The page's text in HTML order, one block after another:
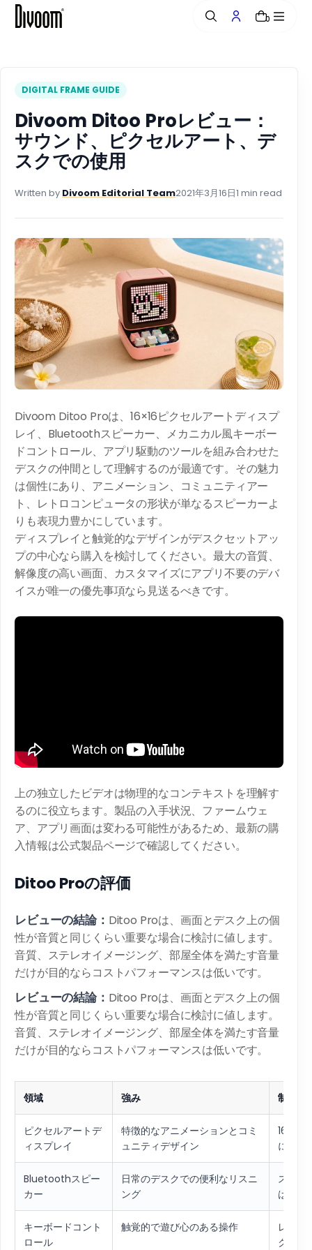
0
DIGITAL FRAME GUIDE
Divoom Ditoo Proレビュー：
サウンド、ピクセルアート、デ
スクでの使用
Written by Divoom Editorial Team2021年3月16日1 min read
Divoom Ditoo Proは、16×16ピクセルアートディスプ
レイ、Bluetoothスピーカー、メカニカル風キーボー
ドコントロール、アプリ駆動のツールを組み合わせた
デスクの仲間として理解するのが最適です。その魅力
は個性にあり、アニメーション、コミュニティアー
ト、レトロコンピュータの形状が単なるスピーカーよ
りも表現力豊かにしています。
ディスプレイと触覚的なデザインがデスクセットアッ
プの中心なら購入を検討してください。最大の音質、
解像度の高い画面、カスタマイズにアプリ不要のデバ
イスが唯一の優先事項なら見送るべきです。
上の独立したビデオは物理的なコンテキストを理解す
るのに役立ちます。製品の入手状況、ファームウェ
ア、アプリ画面は変わる可能性があるため、最新の購
入情報は公式製品ページで確認してください。
Ditoo Proの評価
レビューの結論： Ditoo Proは、画面とデスク上の個
性が音質と同じくらい重要な場合に検討に値します。
音質、ステレオイメージング、部屋全体を満たす音量
だけが目的ならコストパフォーマンスは低いです。
レビューの結論： Ditoo Proは、画面とデスク上の個
性が音質と同じくらい重要な場合に検討に値します。
音質、ステレオイメージング、部屋全体を満たす音量
だけが目的ならコストパフォーマンスは低いです。
領域 強み 制約
ピクセルアートデ
ィスプレイ
特徴的なアニメーションとコミ
ュニティデザイン
16×16
に適し
Bluetoothスピー
カー
日常のデスクでの便利なリスニ
ング
ステレ
はなら
キーボードコント
ロール
触覚的で遊び心のある操作
レイア
クター